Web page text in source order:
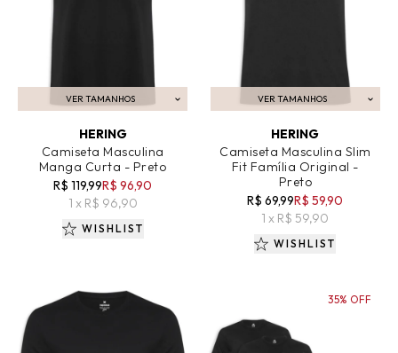
VER TAMANHOS
ADICIONAR AO CARRINHO
HERING
Camiseta Masculina
Manga Curta - Preto
R$ 119,99R$ 96,90
1 x R$ 96,90
WISHLIST
VER TAMANHOS
ADICIONAR AO CARRINHO
HERING
Camiseta Masculina Slim
Fit Família Original -
Preto
R$ 69,99R$ 59,90
1 x R$ 59,90
WISHLIST
35% OFF